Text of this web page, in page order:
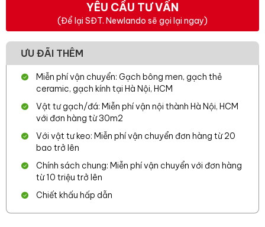
YÊU CẦU TƯ VẤN
(Để lại SĐT. Newlando sẽ gọi lại ngay)
ƯU ĐÃI THÊM
Miễn phí vận chuyển: Gạch bông men, gạch thẻ
ceramic, gạch kính tại Hà Nội, HCM
Vật tư gạch/đá: Miễn phí vận nội thành Hà Nội, HCM
với đơn hàng từ 30m2
Với vật tư keo: Miễn phí vận chuyển đơn hàng từ 20
bao trở lên
Chính sách chung: Miễn phí vận chuyển với đơn hàng
từ 10 triệu trở lên
Chiết khấu hấp dẫn